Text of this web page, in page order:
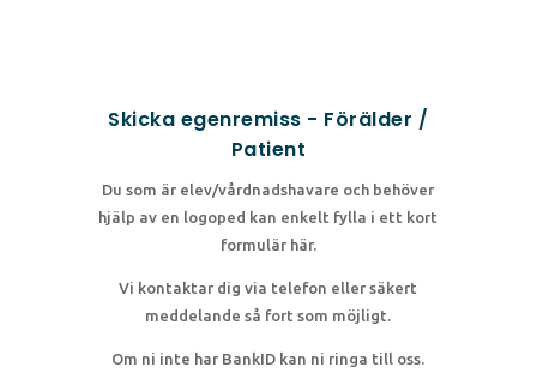
Skicka egenremiss - Förälder /
Patient
Du som är elev/vårdnadshavare och behöver
hjälp av en logoped kan enkelt fylla i ett kort
formulär här.
Vi kontaktar dig via telefon eller säkert
meddelande så fort som möjligt.
Om ni inte har BankID kan ni ringa till oss.